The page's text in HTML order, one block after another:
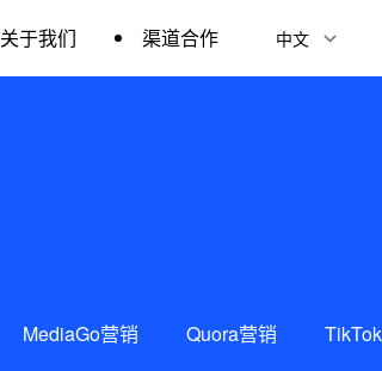
关于我们 渠道合作
MediaGo营销 Quora营销